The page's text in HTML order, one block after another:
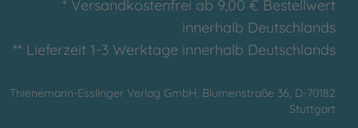
* Versandkostenfrei ab 9,00 € Bestellwert
innerhalb Deutschlands
** Lieferzeit 1-3 Werktage innerhalb Deutschlands
Thienemann-Esslinger Verlag GmbH, Blumenstraße 36, D-70182
Stuttgart